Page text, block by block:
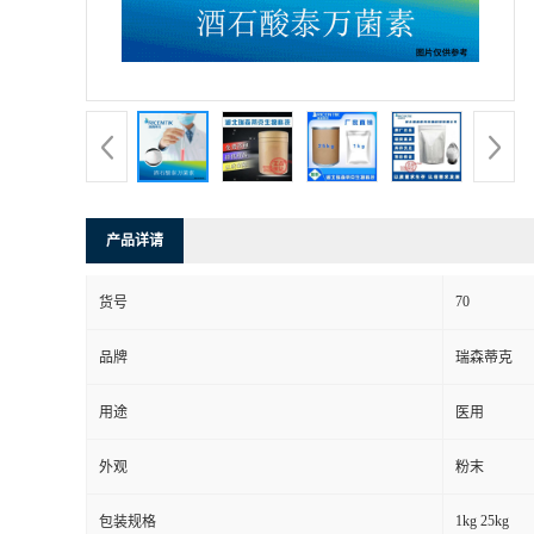
产品详请
货号 70
品牌 瑞森蒂克
用途 医用
外观 粉末
包装规格 1kg 25kg